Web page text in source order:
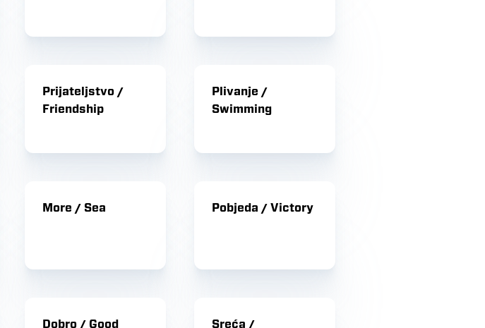
Prijateljstvo /
Friendship
Plivanje /
Swimming
More / Sea Pobjeda / Victory
Dobro / Good
Sreća /